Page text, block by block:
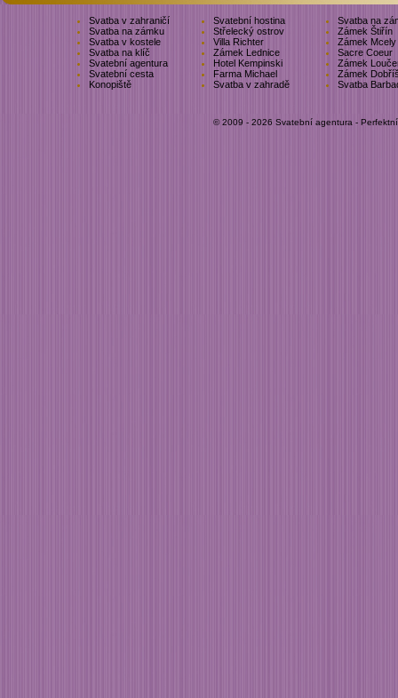
Svatba v zahraničí Svatební hostina
Svatba na
Svatba na zámku
Střelecký ostrov
Zámek Štiřín
Svatba v kostele
Villa Richter
Zámek Mcely
Svatba na klíč
Zámek Lednice
Sacre Coeur
Svatební agentura
Hotel Kempinski
Zámek
Svatební cesta
Farma Michael
Zámek
Konopiště
Svatba v zahradě Svatba
© 2009 - 2026 Svatební agentura -